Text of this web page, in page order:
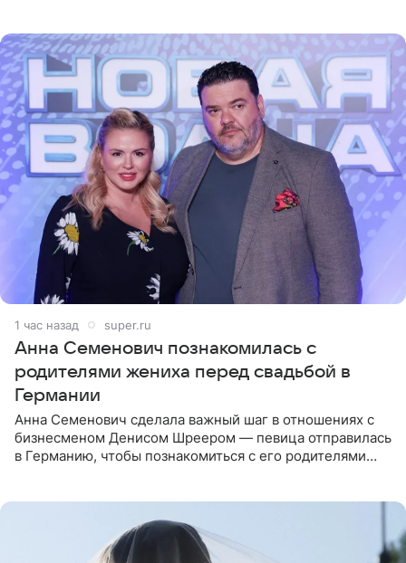
1 час назад super.ru
Анна Семенович познакомилась с
родителями жениха перед свадьбой в
Германии
Анна Семенович сделала важный шаг в отношениях с
бизнесменом Денисом Шреером — певица отправилась
в Германию, чтобы познакомиться с его родителями